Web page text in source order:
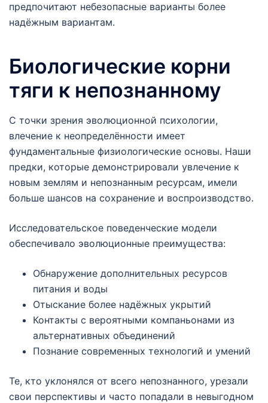
предпочитают небезопасные варианты более
надёжным вариантам.
Биологические корни
тяги к непознанному
С точки зрения эволюционной психологии,
влечение к неопределённости имеет
фундаментальные физиологические основы. Наши
предки, которые демонстрировали увлечение к
новым землям и непознанным ресурсам, имели
больше шансов на сохранение и воспроизводство.
Исследовательское поведенческие модели
обеспечивало эволюционные преимущества:
Обнаружение дополнительных ресурсов
питания и воды
Отыскание более надёжных укрытий
Контакты с вероятными компаньонами из
альтернативных объединений
Познание современных технологий и умений
Те, кто уклонялся от всего непознанного, урезали
свои перспективы и часто попадали в невыгодном